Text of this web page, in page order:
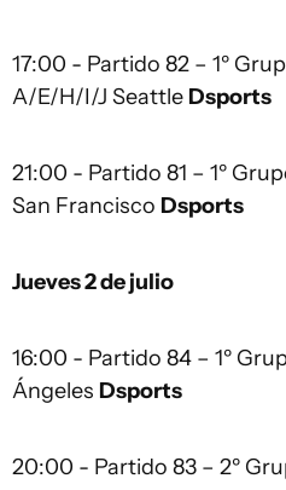
17:00 - Partido 82 – 1º
A/E/H/I/J Seattle Dsports
21:00 - Partido 81 – 1º
San Francisco Dsports
Jueves 2 de julio
16:00 - Partido 84 – 1º
Ángeles Dsports
20:00 - Partido 83 – 2º